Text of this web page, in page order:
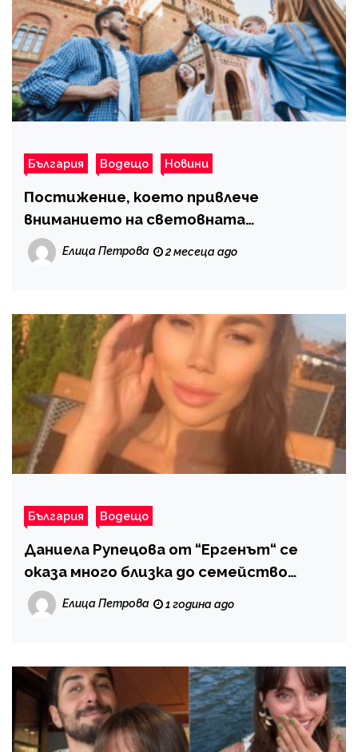
България Водещо Новини
Постижение, което привлече
вниманието на световната
академична карта
Елица Петрова 2 месеца ago
България Водещо
Даниела Рупецова от “Ергенът“ се
оказа много близка до семейство
Бачорски
Елица Петрова 1 година ago